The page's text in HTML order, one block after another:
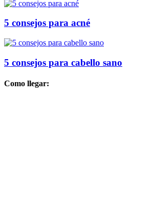
5 consejos para acné
5 consejos para cabello sano
Como llegar: